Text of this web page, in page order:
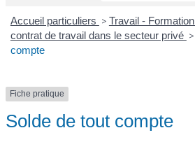
Accueil particuliers > Travail - Formation
contrat de travail dans le secteur privé >
compte
Fiche pratique
Solde de tout compte